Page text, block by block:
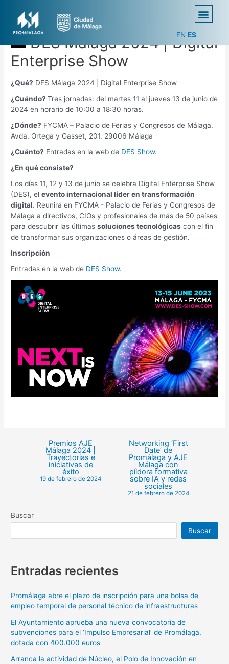
EN ES
DES Málaga 2024 | Digital
Enterprise Show
¿Qué? DES Málaga 2024 | Digital Enterprise Show
¿Cuándo?Tres jornadas: del martes 11 al jueves 13 de junio de
2024 en horario de 10:00 a 18:30 horas.
¿Dónde? FYCMA – Palacio de Ferias y Congresos de Málaga.
Avda. Ortega y Gasset, 201. 29006 Málaga
¿Cuánto? Entradas en la web de DES Show.
¿En qué consiste?
Los días 11, 12 y 13 de junio se celebra Digital Enterprise Show
(DES), elevento internacional líder en transformación
digital. Reunirá en FYCMA - Palacio de Ferias y Congresos de
Málaga a directivos, CIOs y profesionales de más de 50 países
para descubrir las últimassoluciones tecnológicas con el fin
de transformar sus organizaciones o áreas de gestión.
Inscripción
Entradas en la web de DES Show.
Premios AJE
Málaga 2024 |
Trayectorias e
iniciativas de
éxito
19 de febrero de 2024
Networking ‘First
Date’ de
Promálaga y AJE
Málaga con
píldora formativa
sobre IA y redes
sociales
21 de febrero de 2024
Buscar
Buscar
Entradas recientes
Promálaga abre el plazo de inscripción para una bolsa de
empleo temporal de personal técnico de infraestructuras
El Ayuntamiento aprueba una nueva convocatoria de
subvenciones para el ‘Impulso Empresarial’ de Promálaga,
dotada con 400.000 euros
Arranca la actividad de Núcleo, el Polo de Innovación en